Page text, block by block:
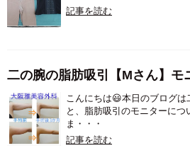
記事を読む
二の腕の脂肪吸引【Mさん】モ
こんにちは😃本日のブログは
と、脂肪吸引のモニターにつ
ま・・・
記事を読む